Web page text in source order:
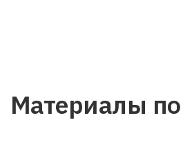
Материалы